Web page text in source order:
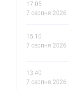
17.05
7 серпня 2026
15.10
7 серпня 2026
13.40
7 серпня 2026